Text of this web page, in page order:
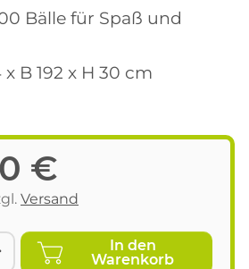
Bälle für Spaß und
B 192 x H 30 cm
€
Versand
In den
Warenkorb